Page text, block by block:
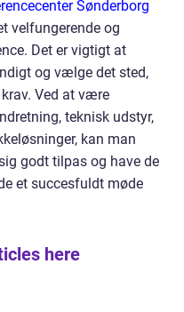
Sønderborg
velfungerende og
Det er vigtigt at
og vælge det sted,
Ved at være
teknisk udstyr,
kan man
godt tilpas og have de
et succesfuldt møde
here